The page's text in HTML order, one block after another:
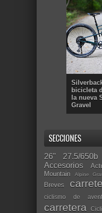
bicicleta
la nueva
Gravel
SECCIONES
26" 27.5/650b
Accesorios
Mountain
Alpine
Breves
ciclismo de
carretera